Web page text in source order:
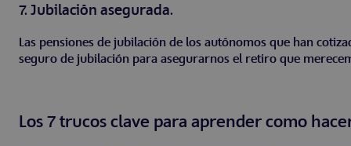
7. Jubilación asegurada.
Las pensiones de jubilación de los autónomos que han
seguro de jubilación para asegurarnos el retiro que
Los 7 trucos clave para aprender como